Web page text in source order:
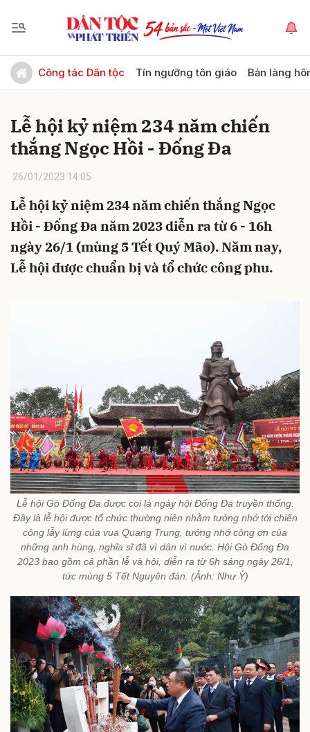
Công tác Dân tộc Tín ngưỡng tôn giáo Bản làng
Lễ hội kỷ niệm 234 năm chiến
thắng Ngọc Hồi - Đống Đa
26/01/2023 14:05
Lễ hội kỷ niệm 234 năm chiến thắng Ngọc
Hồi - Đống Đa năm 2023 diễn ra từ 6 - 16h
ngày 26/1 (mùng 5 Tết Quý Mão). Năm nay,
Lễ hội được chuẩn bị và tổ chức công phu.
Lễ hội Gò Đống Đa được coi là ngày hội Đống Đa truyền thống.
Đây là lễ hội được tổ chức thường niên nhằm tưởng nhớ tới chiến
công lẫy lừng của vua Quang Trung, tưởng nhớ công ơn của
những anh hùng, nghĩa sĩ đã vì dân vì nước. Hội Gò Đống Đa
2023 bao gồm cả phần lễ và hội, diễn ra từ 6h sáng ngày 26/1,
tức mùng 5 Tết Nguyên đán. (Ảnh: Như Ý)
Gửi bình luận
Hủy Gửi